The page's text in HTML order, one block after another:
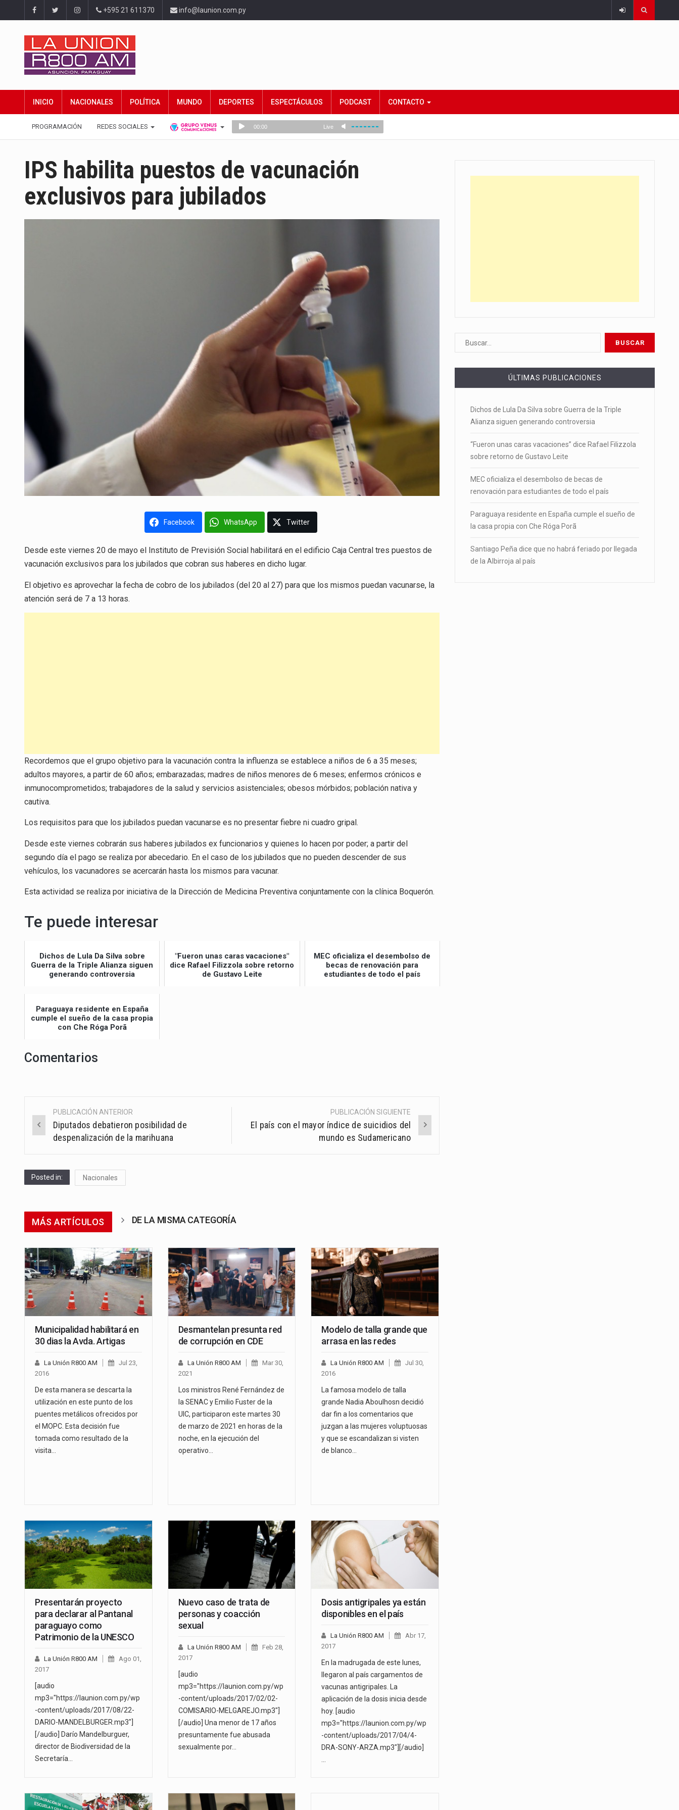
+595 21 611370 info@launion.com.py
INICIO NACIONALES POLÍTICA MUNDO DEPORTES ESPECTÁCULOS PODCAST CONTACTO
PROGRAMACIÓN REDES SOCIALES
IPS habilita puestos de vacunación
exclusivos para jubilados
Facebook WhatsApp Twitter
Desde este viernes 20 de mayo el Instituto de Previsión Social habilitará en el edificio Caja Central tres puestos de
vacunación exclusivos para los jubilados que cobran sus haberes en dicho lugar.
El objetivo es aprovechar la fecha de cobro de los jubilados (del 20 al 27) para que los mismos puedan vacunarse, la
atención será de 7 a 13 horas.
Recordemos que el grupo objetivo para la vacunación contra la influenza se establece a niños de 6 a 35 meses;
adultos mayores, a partir de 60 años; embarazadas; madres de niños menores de 6 meses; enfermos crónicos e
inmunocomprometidos; trabajadores de la salud y servicios asistenciales; obesos mórbidos; población nativa y
cautiva.
Los requisitos para que los jubilados puedan vacunarse es no presentar fiebre ni cuadro gripal.
Desde este viernes cobrarán sus haberes jubilados ex funcionarios y quienes lo hacen por poder; a partir del
segundo día el pago se realiza por abecedario. En el caso de los jubilados que no pueden descender de sus
vehículos, los vacunadores se acercarán hasta los mismos para vacunar.
Esta actividad se realiza por iniciativa de la Dirección de Medicina Preventiva conjuntamente con la clínica Boquerón.
Te puede interesar
Dichos de Lula Da Silva sobre
Guerra de la Triple Alianza siguen
generando controversia
"Fueron unas caras vacaciones"
dice Rafael Filizzola sobre retorno
de Gustavo Leite
MEC oficializa el desembolso de
becas de renovación para
estudiantes de todo el país
Paraguaya residente en España
cumple el sueño de la casa propia
con Che Róga Porã
Comentarios
Post
navigation
PUBLICACIÓN ANTERIOR
Diputados debatieron posibilidad de
despenalización de la marihuana
PUBLICACIÓN SIGUIENTE
El país con el mayor índice de suicidios del
mundo es Sudamericano
Posted in: Nacionales
MÁS ARTÍCULOS DE LA MISMA CATEGORÍA
Municipalidad habilitará en
30 dias la Avda. Artigas
La Unión R800 AM
Jul 23,
2016
De esta manera se descarta la
utilización en este punto de los
puentes metálicos ofrecidos por
el MOPC. Esta decisión fue
tomada como resultado de la
visita…
Desmantelan presunta red
de corrupción en CDE
La Unión R800 AM
Mar 30,
2021
Los ministros René Fernández de
la SENAC y Emilio Fuster de la
UIC, participaron este martes 30
de marzo de 2021 en horas de la
noche, en la ejecución del
operativo…
Modelo de talla grande que
arrasa en las redes
La Unión R800 AM
Jul 30,
2016
La famosa modelo de talla
grande Nadia Aboulhosn decidió
dar fin a los comentarios que
juzgan a las mujeres voluptuosas
y que se escandalizan si visten
de blanco…
Presentarán proyecto
para declarar al Pantanal
paraguayo como
Patrimonio de la UNESCO
La Unión R800 AM
Ago 01,
2017
[audio
mp3="https://launion.com.py/wp
-content/uploads/2017/08/22-
DARIO-MANDELBURGER.mp3"]
[/audio] Darío Mandelburguer,
director de Biodiversidad de la
Secretaría…
Nuevo caso de trata de
personas y coacción
sexual
La Unión R800 AM
Feb 28,
2017
[audio
mp3="https://launion.com.py/wp
-content/uploads/2017/02/02-
COMISARIO-MELGAREJO.mp3"]
[/audio] Una menor de 17 años
presuntamente fue abusada
sexualmente por…
Dosis antigripales ya están
disponibles en el país
La Unión R800 AM
Abr 17,
2017
En la madrugada de este lunes,
llegaron al país cargamentos de
vacunas antigripales. La
aplicación de la dosis inicia desde
hoy. [audio
mp3="https://launion.com.py/wp
-content/uploads/2017/04/4-
DRA-SONY-ARZA.mp3"][/audio]
…
ÚLTIMAS PUBLICACIONES
Dichos de Lula Da Silva sobre Guerra de la Triple
Alianza siguen generando controversia
“Fueron unas caras vacaciones” dice Rafael Filizzola
sobre retorno de Gustavo Leite
MEC oficializa el desembolso de becas de
renovación para estudiantes de todo el país
Paraguaya residente en España cumple el sueño de
la casa propia con Che Róga Porã
Santiago Peña dice que no habrá feriado por llegada
de la Albirroja al país